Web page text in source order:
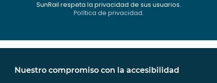
SunRail respeta la privacidad de sus usuarios.
Política de privacidad.
Nuestro compromiso con la accesibilidad